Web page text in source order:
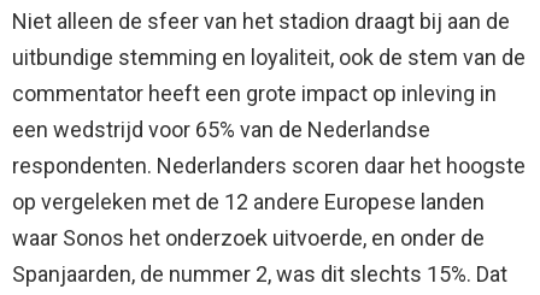
Niet alleen de sfeer van het stadion draagt bij aan de
uitbundige stemming en loyaliteit, ook de stem van de
commentator heeft een grote impact op inleving in
een wedstrijd voor 65% van de Nederlandse
respondenten. Nederlanders scoren daar het hoogste
op vergeleken met de 12 andere Europese landen
waar Sonos het onderzoek uitvoerde, en onder de
Spanjaarden, de nummer 2, was dit slechts 15%. Dat